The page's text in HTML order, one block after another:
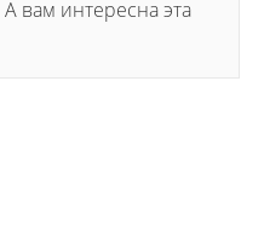
А вам интересна эта